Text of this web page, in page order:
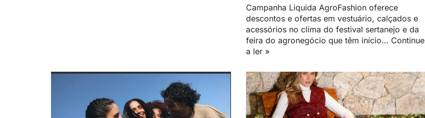
Campanha Liquida AgroFashion oferece
descontos e ofertas em vestuário, calçados e
acessórios no clima do festival sertanejo e da
feira do agronegócio que têm início… Continue
a ler »